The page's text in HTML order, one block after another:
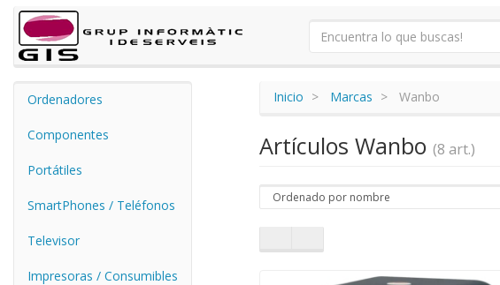
Ordenadores
Componentes
Portátiles
SmartPhones / Teléfonos
Televisor
Impresoras / Consumibles
Inicio Marcas Wanbo
Artículos Wanbo (8 art.)